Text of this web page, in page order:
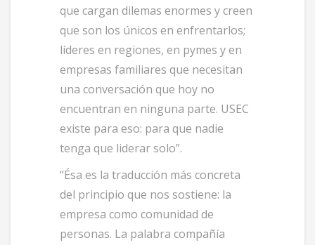
que cargan dilemas enormes y creen
que son los únicos en enfrentarlos;
líderes en regiones, en pymes y en
empresas familiares que necesitan
una conversación que hoy no
encuentran en ninguna parte. USEC
existe para eso: para que nadie
tenga que liderar solo”.
“Ésa es la traducción más concreta
del principio que nos sostiene: la
empresa como comunidad de
personas. La palabra compañía